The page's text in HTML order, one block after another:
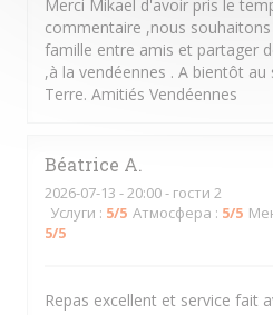
Merci Mikael d'avoir pris le
commentaire ,nous
famille entre amis et partager
,à la vendéennes . A bientôt
Terre. Amitiés Vendéennes
Béatrice A
2026-07-13 - 20:00 - гости 2
Услуги : 5/5 Атмосфера : 5/5
5/5
Repas excellent et service fait